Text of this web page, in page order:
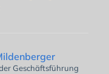
Geschäftsführung